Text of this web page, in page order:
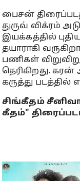
பைசன்
துருவ் விக்ரம்
இயக்கத்தில்
தயாராகி
பணிகள்
தெரிகிறது.
கருத்து படத்தில்
சிங்கீதம்
கீதம்"